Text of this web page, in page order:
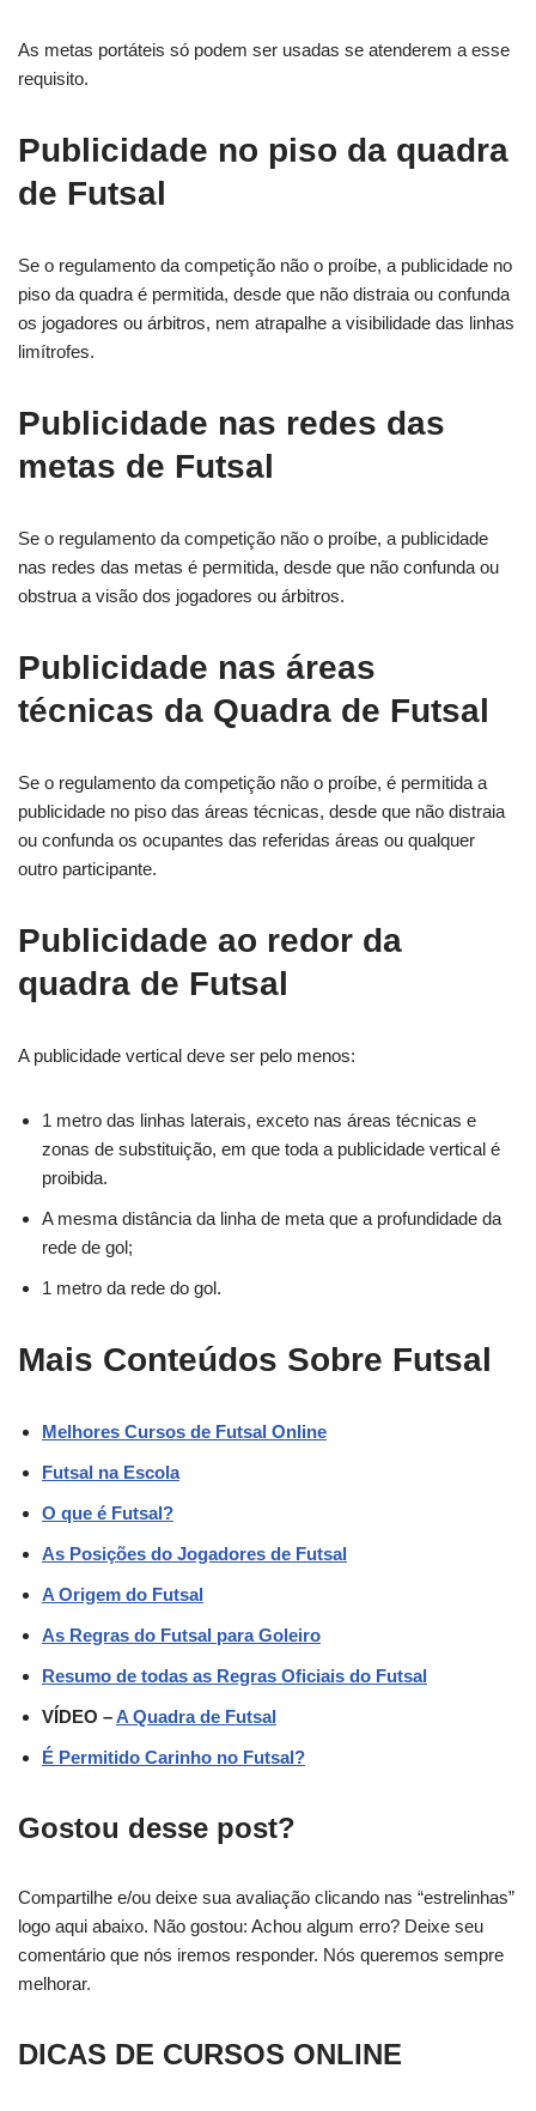
As metas portáteis só podem ser usadas se atenderem a esse
requisito.
Publicidade no piso da quadra
de Futsal
Se o regulamento da competição não o proíbe, a publicidade no
piso da quadra é permitida, desde que não distraia ou confunda
os jogadores ou árbitros, nem atrapalhe a visibilidade das linhas
limítrofes.
Publicidade nas redes das
metas de Futsal
Se o regulamento da competição não o proíbe, a publicidade
nas redes das metas é permitida, desde que não confunda ou
obstrua a visão dos jogadores ou árbitros.
Publicidade nas áreas
técnicas da Quadra de Futsal
Se o regulamento da competição não o proíbe, é permitida a
publicidade no piso das áreas técnicas, desde que não distraia
ou confunda os ocupantes das referidas áreas ou qualquer
outro participante.
Publicidade ao redor da
quadra de Futsal
A publicidade vertical deve ser pelo menos:
1 metro das linhas laterais, exceto nas áreas técnicas e
zonas de substituição, em que toda a publicidade vertical é
proibida.
A mesma distância da linha de meta que a profundidade da
rede de gol;
1 metro da rede do gol.
Mais Conteúdos Sobre Futsal
Melhores Cursos de Futsal Online
Futsal na Escola
O que é Futsal?
As Posições do Jogadores de Futsal
A Origem do Futsal
As Regras do Futsal para Goleiro
Resumo de todas as Regras Oficiais do Futsal
VÍDEO –A Quadra de Futsal
É Permitido Carinho no Futsal?
Gostou desse post?
Compartilhe e/ou deixe sua avaliação clicando nas “estrelinhas”
logo aqui abaixo. Não gostou: Achou algum erro? Deixe seu
comentário que nós iremos responder. Nós queremos sempre
melhorar.
DICAS DE CURSOS ONLINE